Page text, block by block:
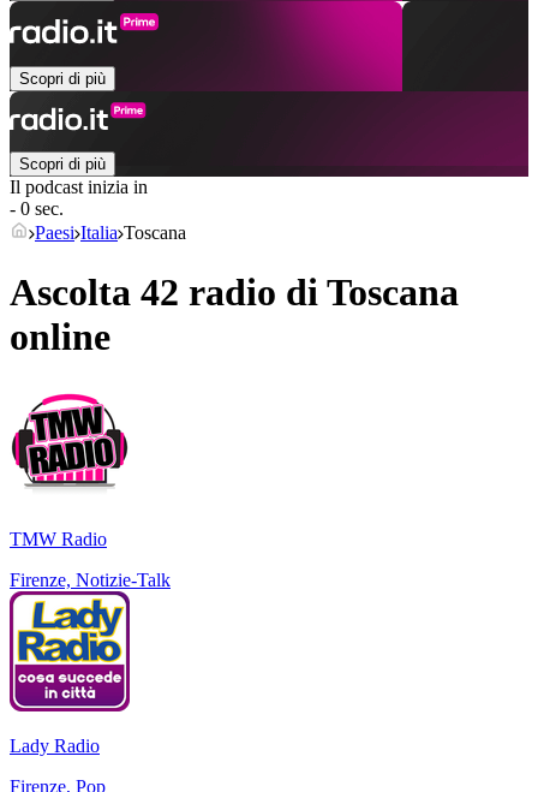
Scopri di più
Scopri di più
Il podcast inizia in
- 0 sec.
Paesi Italia Toscana
Ascolta 42 radio di Toscana
online
TMW Radio
Firenze, Notizie-Talk
Lady Radio
Firenze, Pop